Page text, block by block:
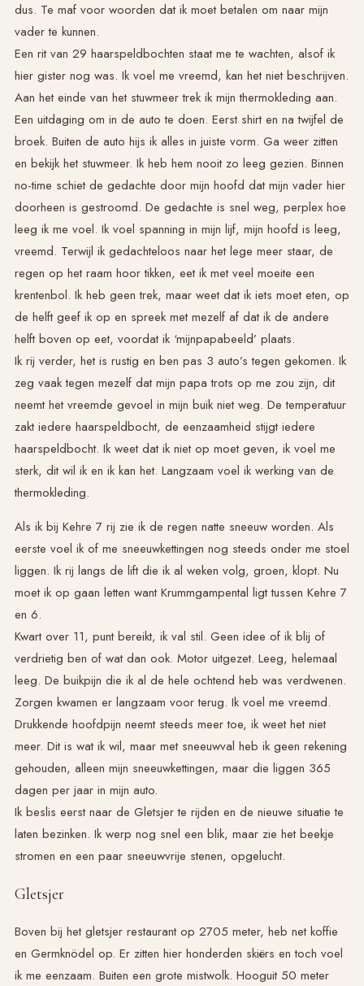
dus. Te maf voor woorden dat ik moet betalen om naar mijn
vader te kunnen.
Een rit van 29 haarspeldbochten staat me te wachten, alsof ik
hier gister nog was. Ik voel me vreemd, kan het niet beschrijven.
Aan het einde van het stuwmeer trek ik mijn thermokleding aan.
Een uitdaging om in de auto te doen. Eerst shirt en na twijfel de
broek. Buiten de auto hijs ik alles in juiste vorm. Ga weer zitten
en bekijk het stuwmeer. Ik heb hem nooit zo leeg gezien. Binnen
no-time schiet de gedachte door mijn hoofd dat mijn vader hier
doorheen is gestroomd. De gedachte is snel weg, perplex hoe
leeg ik me voel. Ik voel spanning in mijn lijf, mijn hoofd is leeg,
vreemd. Terwijl ik gedachteloos naar het lege meer staar, de
regen op het raam hoor tikken, eet ik met veel moeite een
krentenbol. Ik heb geen trek, maar weet dat ik iets moet eten, op
de helft geef ik op en spreek met mezelf af dat ik de andere
helft boven op eet, voordat ik ‘mijnpapabeeld’ plaats.
Ik rij verder, het is rustig en ben pas 3 auto’s tegen gekomen. Ik
zeg vaak tegen mezelf dat mijn papa trots op me zou zijn, dit
neemt het vreemde gevoel in mijn buik niet weg. De temperatuur
zakt iedere haarspeldbocht, de eenzaamheid stijgt iedere
haarspeldbocht. Ik weet dat ik niet op moet geven, ik voel me
sterk, dit wil ik en ik kan het. Langzaam voel ik werking van de
thermokleding.
Als ik bij Kehre 7 rij zie ik de regen natte sneeuw worden. Als
eerste voel ik of me sneeuwkettingen nog steeds onder me stoel
liggen. Ik rij langs de lift die ik al weken volg, groen, klopt. Nu
moet ik op gaan letten want Krummgampental ligt tussen Kehre 7
en 6.
Kwart over 11, punt bereikt, ik val stil. Geen idee of ik blij of
verdrietig ben of wat dan ook. Motor uitgezet. Leeg, helemaal
leeg. De buikpijn die ik al de hele ochtend heb was verdwenen.
Zorgen kwamen er langzaam voor terug. Ik voel me vreemd.
Drukkende hoofdpijn neemt steeds meer toe, ik weet het niet
meer. Dit is wat ik wil, maar met sneeuwval heb ik geen rekening
gehouden, alleen mijn sneeuwkettingen, maar die liggen 365
dagen per jaar in mijn auto.
Ik beslis eerst naar de Gletsjer te rijden en de nieuwe situatie te
laten bezinken. Ik werp nog snel een blik, maar zie het beekje
stromen en een paar sneeuwvrije stenen, opgelucht.
Gletsjer
Boven bij het gletsjer restaurant op 2705 meter, heb net koffie
en Germknödel op. Er zitten hier honderden skiërs en toch voel
ik me eenzaam. Buiten een grote mistwolk. Hooguit 50 meter